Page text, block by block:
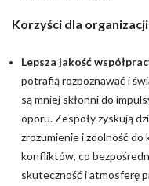
Korzyści dla organizacji
Lepsza jakość
potrafią rozpoznawać i
są mniej skłonni do
oporu. Zespoły zyskują
zrozumienie i zdolność
konfliktów, co
skuteczność i atmosferę